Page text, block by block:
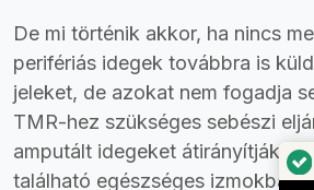
De mi történik akkor, ha nincs
perifériás idegek továbbra is
jeleket, de azokat nem fogadja
TMR-hez szükséges sebészi
amputált idegeket átirányítják a
található egészséges izmokba,